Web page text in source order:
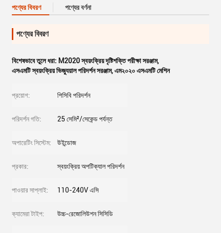
পণ্যের বিবরণ পণ্যের বর্ণনা
পণ্যের বিবরণ
বিশেষভাবে তুলে ধরা: M2020 স্বয়ংক্রিয় দৃষ্টিশক্তি পরীক্ষা সরঞ্জাম,
এসএমটি স্বয়ংক্রিয় ভিজ্যুয়াল পরিদর্শন সরঞ্জাম,এম২০২০ এসএমটি মেশিন
প্রয়োগ: পিসিবি পরিদর্শন
পরিদর্শন গতি: 25 সেমি²/সেকেন্ড পর্যন্ত
অপারেটিং সিস্টেম: উইন্ডোজ
প্রকার: স্বয়ংক্রিয় অপটিক্যাল পরিদর্শন
পাওয়ার সাপ্লাই: 110-240V এসি
ক্যামেরা টাইপ: উচ্চ-রেজোলিউশন সিসিডি